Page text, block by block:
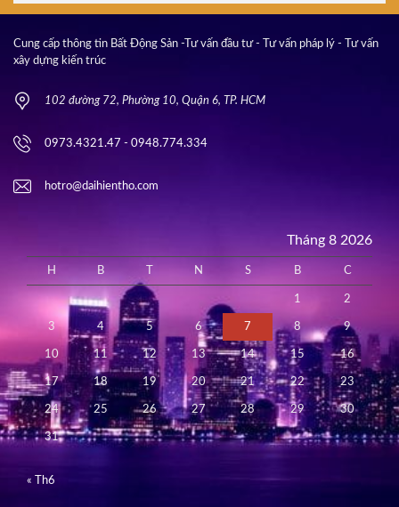
Cung cấp thông tin Bất Động Sản -Tư vấn đầu tư - Tư vấn pháp lý - Tư vấn
xây dựng kiến trúc
102 đường 72, Phường 10, Quận 6, TP. HCM
0973.4321.47 - 0948.774.334
hotro@daihientho.com
Tháng 8 2026
H B N S B C
1 2
3 4 5 6 7 8 9
10 11 12 13 14 15 16
17 18 19 20 21 22 23
24 25 26 27 28 29 30
31
« Th6